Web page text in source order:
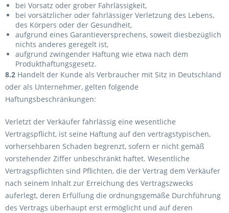
bei Vorsatz oder grober Fahrlässigkeit,
bei vorsätzlicher oder fahrlässiger Verletzung des Lebens,
des Körpers oder der Gesundheit,
aufgrund eines Garantieversprechens, soweit diesbezüglich
nichts anderes geregelt ist,
aufgrund zwingender Haftung wie etwa nach dem
Produkthaftungsgesetz.
8.2 Handelt der Kunde als Verbraucher mit Sitz in Deutschland
oder als Unternehmer, gelten folgende
Haftungsbeschränkungen:
Verletzt der Verkäufer fahrlässig eine wesentliche
Vertragspflicht, ist seine Haftung auf den vertragstypischen,
vorhersehbaren Schaden begrenzt, sofern er nicht gemäß
vorstehender Ziffer unbeschränkt haftet. Wesentliche
Vertragspflichten sind Pflichten, die der Vertrag dem Verkäufer
nach seinem Inhalt zur Erreichung des Vertragszwecks
auferlegt, deren Erfüllung die ordnungsgemäße Durchführung
des Vertrags überhaupt erst ermöglicht und auf deren